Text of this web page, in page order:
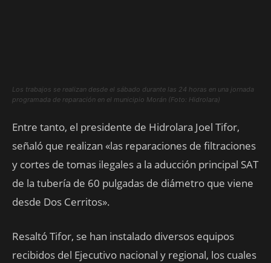
Los trabajos se realizan desde el sábado durante las 24 horas en una jornada
programada de reparación en el municipio Morán (Foto: Hidrolara)
Entre tanto, el presidente de Hidrolara Joel Tifor,
señaló que realizan «las reparaciones de filtraciones
y cortes de tomas ilegales a la aducción principal SAT
de la tubería de 60 pulgadas de diámetro que viene
desde Dos Cerritos».
Resaltó Tifor, se han instalado diversos equipos
recibidos del Ejecutivo nacional y regional, los cuales